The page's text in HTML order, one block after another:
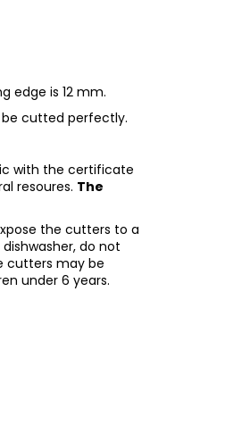
edge is 12 mm.
cutted perfectly.
with the certificate
resoures. The
the cutters to a
do not
cutters may be
under 6 years.